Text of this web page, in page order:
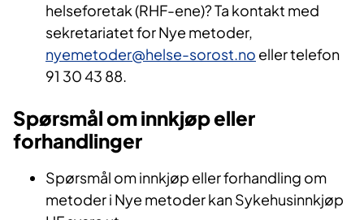
helseforetak (RHF-ene)?Ta kontakt med
sekretariatet for Nye metoder,
nyemetoder@helse-sorost.no eller telefon
91 30 43 88.
Spørsmål om innkjøp eller
forhandlinger
Spørsmål om innkjøp eller forhandling om
metoder i Nye metoder kan Sykehusinnkjøp